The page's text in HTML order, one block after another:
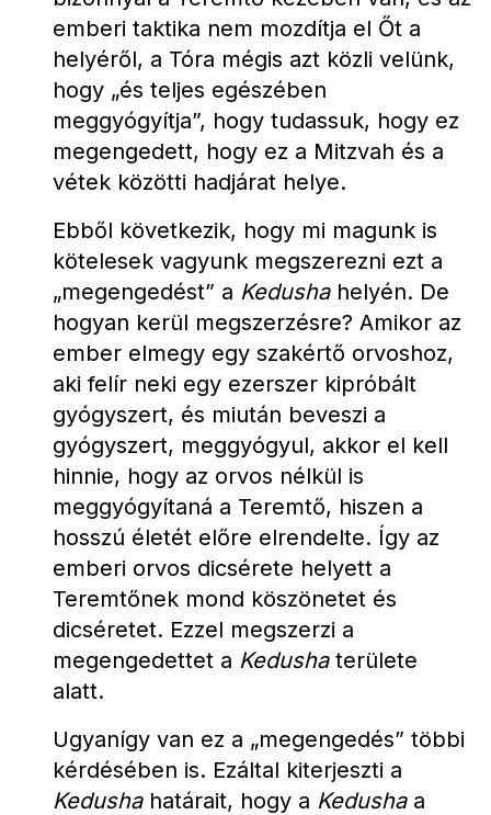
emberi taktika nem mozdítja el Őt a
helyéről, a Tóra mégis azt közli velünk,
hogy „és teljes egészében
meggyógyítja”, hogy tudassuk, hogy ez
megengedett, hogy ez a Mitzvah és a
vétek közötti hadjárat helye.
Ebből következik, hogy mi magunk is
kötelesek vagyunk megszerezni ezt a
„megengedést” a Kedusha helyén. De
hogyan kerül megszerzésre? Amikor az
ember elmegy egy szakértő orvoshoz,
aki felír neki egy ezerszer kipróbált
gyógyszert, és miután beveszi a
gyógyszert, meggyógyul, akkor el kell
hinnie, hogy az orvos nélkül is
meggyógyítaná a Teremtő, hiszen a
hosszú életét előre elrendelte. Így az
emberi orvos dicsérete helyett a
Teremtőnek mond köszönetet és
dicséretet. Ezzel megszerzi a
megengedettet a Kedusha területe
alatt.
Ugyanígy van ez a „megengedés” többi
Kedusha határait, hogy a Kedusha a